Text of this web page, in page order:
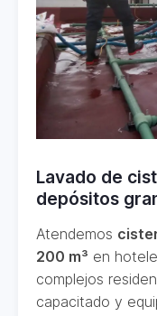
Lavado de
depósitos
Atendemos
200 m³ en
complejos
capacitado y